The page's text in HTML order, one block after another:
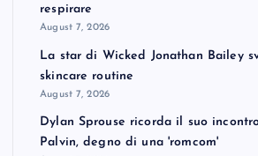
respirare
August 7, 2026
La star di Wicked Jonathan Bailey
skincare routine
August 7, 2026
Dylan Sprouse ricorda il suo
Palvin, degno di una 'romcom'